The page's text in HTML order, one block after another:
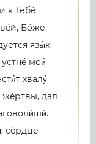
к Тебé
Бóже,
язы́к
мои́
хвалу́
жéртвы, дал
сéрдце